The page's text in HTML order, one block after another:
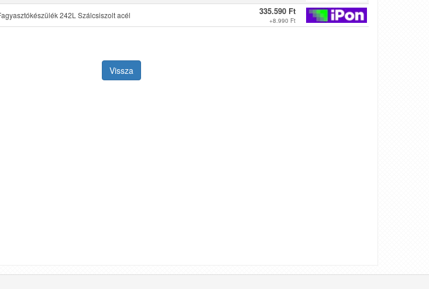
242L Szálcsiszolt acél 335.590 Ft
+8.990 Ft
Vissza